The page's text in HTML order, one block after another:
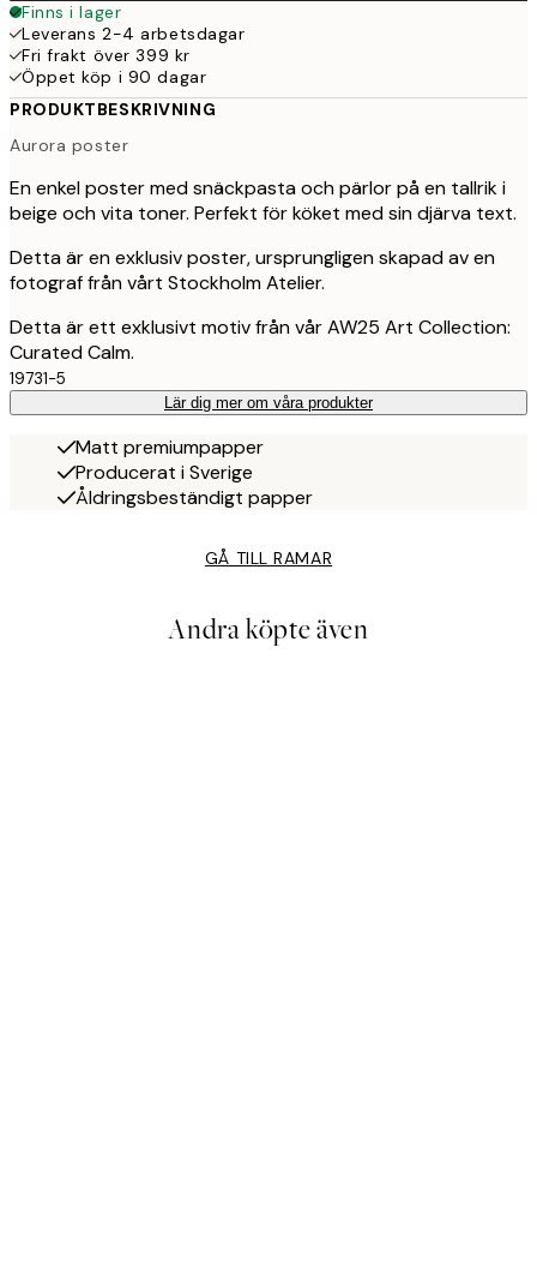
Finns i lager
Leverans 2-4 arbetsdagar
Fri frakt över 399 kr
Öppet köp i 90 dagar
PRODUKTBESKRIVNING
Aurora poster
En enkel poster med snäckpasta och pärlor på en tallrik i
beige och vita toner. Perfekt för köket med sin djärva text.
Detta är en exklusiv poster, ursprungligen skapad av en
fotograf från vårt Stockholm Atelier.
Detta är ett exklusivt motiv från vår AW25 Art Collection:
Curated Calm.
19731-5
Lär dig mer om våra produkter
Matt premiumpapper
Producerat i Sverige
Åldringsbeständigt papper
GÅ TILL RAMAR
Andra köpte även